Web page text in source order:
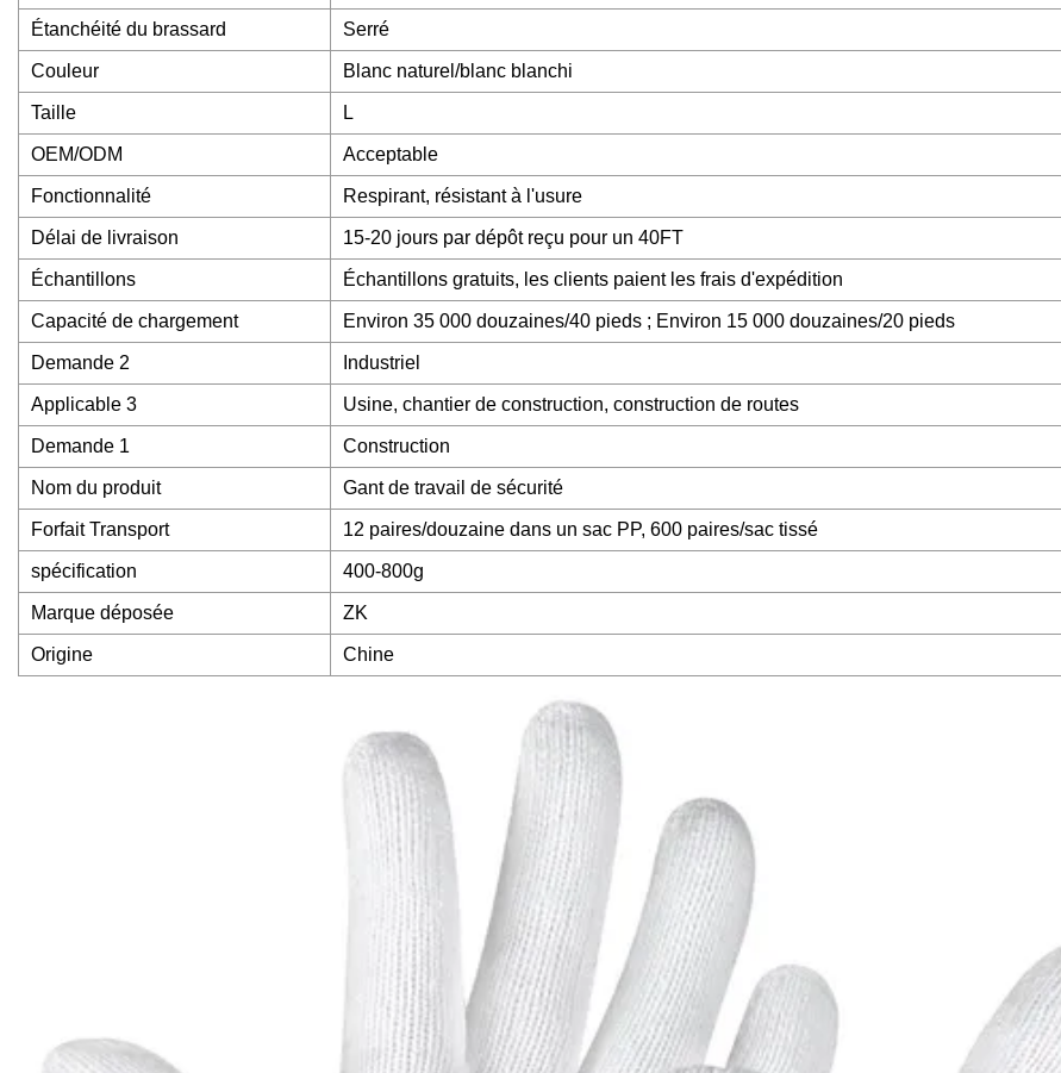
Étanchéité du brassard Serré
Couleur Blanc naturel/blanc blanchi
Taille L
OEM/ODM Acceptable
Fonctionnalité Respirant, résistant à l'usure
Délai de livraison 15-20 jours par dépôt reçu pour un 40FT
Échantillons Échantillons gratuits, les clients paient les frais d'expédition
Capacité de chargement Environ 35 000 douzaines/40 pieds ; Environ 15 000 douzaines/20 pieds
Demande 2 Industriel
Applicable 3 Usine, chantier de construction, construction de routes
Demande 1 Construction
Nom du produit Gant de travail de sécurité
Forfait Transport 12 paires/douzaine dans un sac PP, 600 paires/sac tissé
spécification 400-800g
Marque déposée ZK
Origine Chine